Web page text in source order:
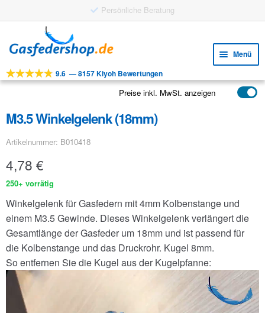
Gratis Versand ab 25 €
Navigation
springen
Inhalt
springen
Menü
Werkzeuge
Anwendungen
Kundenservice
FAQ
9.6 —8157 Kiyoh Bewertungen
Preise inkl. MwSt. anzeigen
M3.5 Winkelgelenk (18mm)
Artikelnummer: B010418
4,78 €
250+ vorrätig
Winkelgelenk für Gasfedern mit 4mm Kolbenstange und
einem M3.5 Gewinde. Dieses Winkelgelenk verlängert die
Gesamtlänge der Gasfeder um 18mm und ist passend für
die Kolbenstange und das Druckrohr. Kugel 8mm.
So entfernen Sie die Kugel aus der Kugelpfanne:
Video-
Player